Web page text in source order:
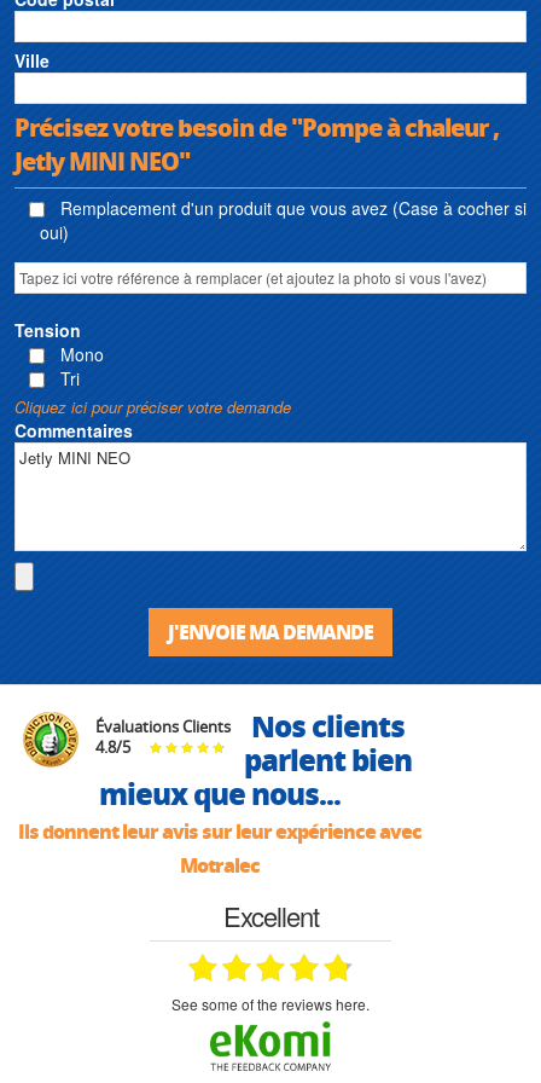
Ville
Précisez votre besoin de "Pompe à chaleur ,
Jetly MINI NEO"
Remplacement d'un produit que vous avez (Case à cocher si
oui)
Tension
Mono
Tri
Cliquez ici pour préciser votre demande
Commentaires
J'ENVOIE MA DEMANDE
Évaluations Clients
4.8/5
Nos clients
parlent bien
mieux que nous...
Ils donnent leur avis sur leur expérience avec
Motralec
Excellent
see some of the reviews here.